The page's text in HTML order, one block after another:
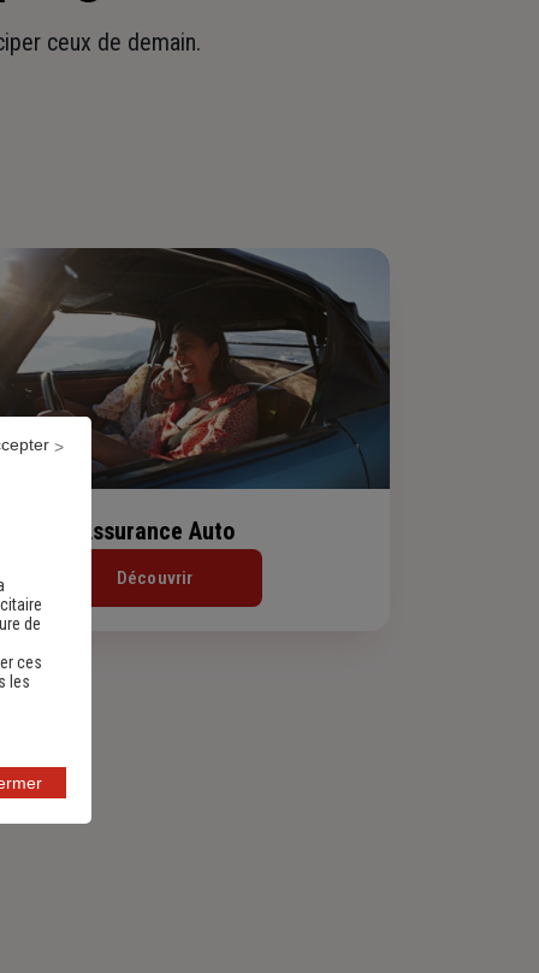
ceux de demain.
Assurance Auto
Découvrir
de
ces
les